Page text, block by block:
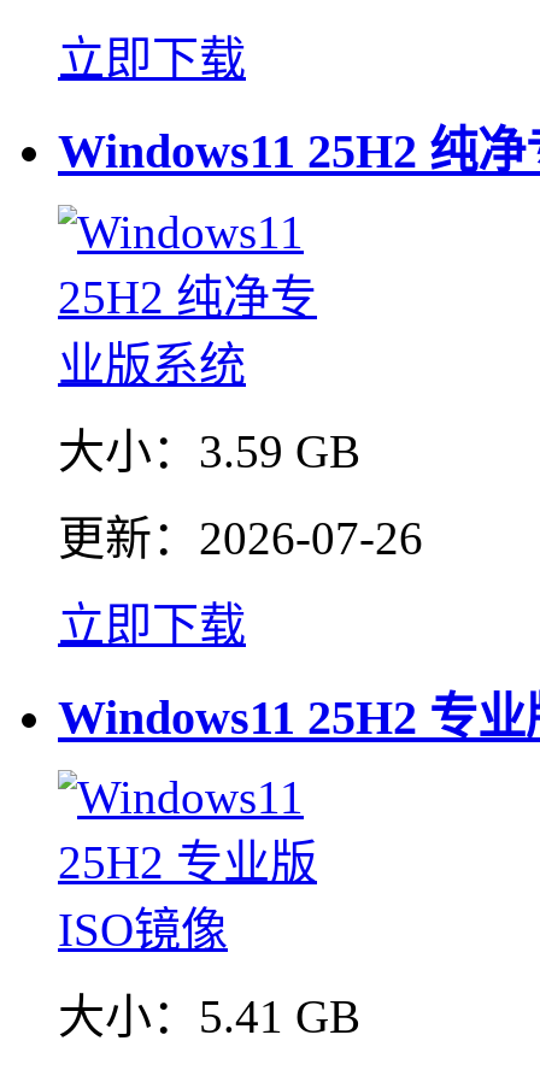
立即下载
Windows11 25H2 纯
大小： 3.59 GB
更新： 2026-07-26
立即下载
Windows11 25H2 专
大小： 5.41 GB